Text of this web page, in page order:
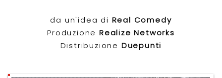
da un'idea di Real Comedy
Produzione Realize Networks
Distribuzione Duepunti